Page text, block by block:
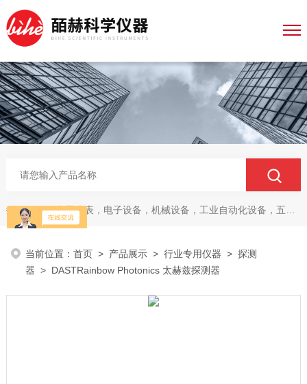
热门关键词：仪器仪表，电子设备，机械设备，工业自动化设备，五金产品，电线电缆，金属材料，电子
当前位置：首页 > 产品展示 >行业专用仪器 >探测
器 > DASTRainbow Photonics 太赫兹探测器